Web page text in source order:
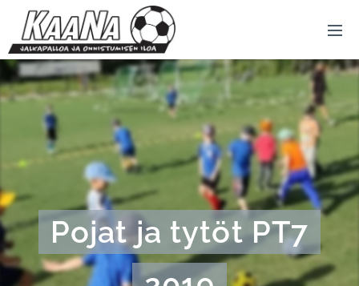
Pojat ja tytöt PT7